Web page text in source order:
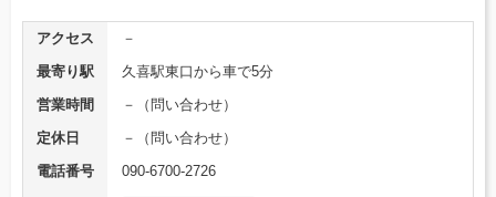
アクセス
－
最寄り駅
久喜駅東口から車で5分
営業時間
－（問い合わせ）
定休日
－（問い合わせ）
電話番号
090-6700-2726